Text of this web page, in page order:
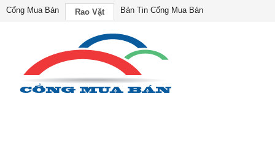
Cổng Mua Bán Rao Vặt Bản Tin Cổng Mua Bán